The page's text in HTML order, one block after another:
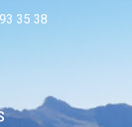
35 38